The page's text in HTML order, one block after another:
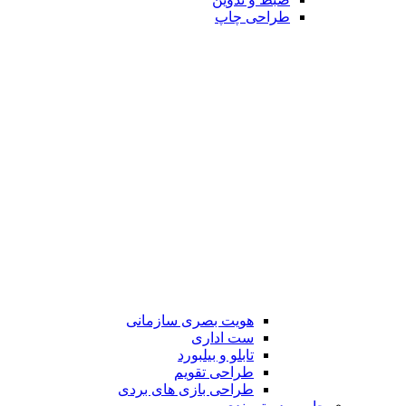
طراحی چاپ
هویت بصری سازمانی
ست اداری
تابلو و بیلبورد
طراحی تقویم
طراحی بازی های بردی